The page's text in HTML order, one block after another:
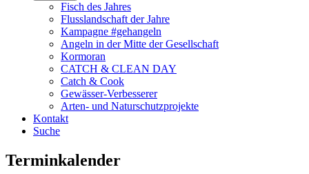
Fisch des Jahres
Flusslandschaft der Jahre
Kampagne #gehangeln
Angeln in der Mitte der Gesellschaft
Kormoran
CATCH & CLEAN DAY
Catch & Cook
Gewässer-Verbesserer
Arten- und Naturschutzprojekte
Kontakt
Suche
Terminkalender